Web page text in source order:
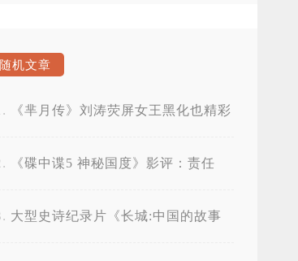
随机文章
《芈月传》刘涛荧屏女王黑化也精彩
《碟中谍5 神秘国度》影评：责任
大型史诗纪录片《长城:中国的故事